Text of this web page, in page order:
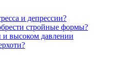
и депрессии?
стройные формы?
высоком давлении